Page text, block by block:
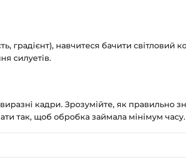
градієнт), навчитеся бачити світловий
силуетів.
кадри. Зрозумійте, як правильно
так, щоб обробка займала мінімум часу.